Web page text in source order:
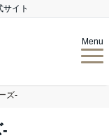
イト
Menu
ズ-